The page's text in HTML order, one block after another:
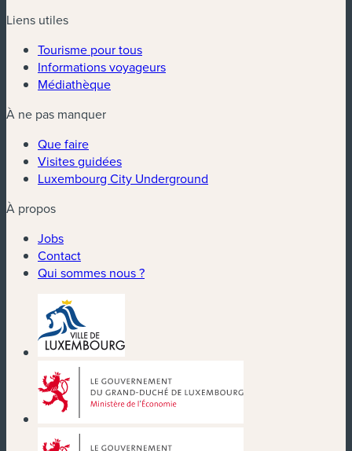
Liens utiles
Tourisme pour tous
Informations voyageurs
Médiathèque
À ne pas manquer
Que faire
Visites guidées
Luxembourg City Underground
À propos
Jobs
Contact
Qui sommes nous ?